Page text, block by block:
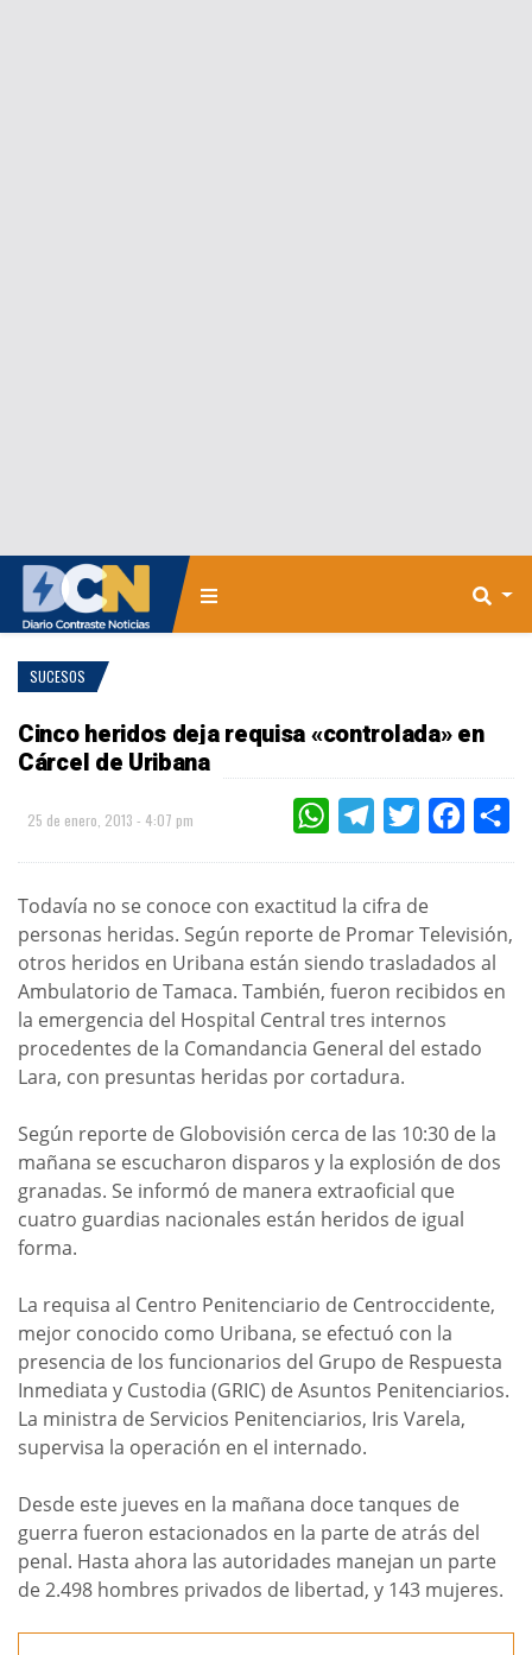
SUCESOS
Cinco heridos deja requisa «controlada» en
Cárcel de Uribana
25 de enero, 2013 - 4:07 pm WHATSAPPTELEGRAMTWITTER
Todavía no se conoce con exactitud la cifra de
personas heridas. Según reporte de Promar Televisión,
otros heridos en Uribana están siendo trasladados al
Ambulatorio de Tamaca. También, fueron recibidos en
la emergencia del Hospital Central tres internos
procedentes de la Comandancia General del estado
Lara, con presuntas heridas por cortadura.
Según reporte de Globovisión cerca de las 10:30 de la
mañana se escucharon disparos y la explosión de dos
granadas. Se informó de manera extraoficial que
cuatro guardias nacionales están heridos de igual
forma.
La requisa al Centro Penitenciario de Centroccidente,
mejor conocido como Uribana, se efectuó con la
presencia de los funcionarios del Grupo de Respuesta
Inmediata y Custodia (GRIC) de Asuntos Penitenciarios.
La ministra de Servicios Penitenciarios, Iris Varela,
supervisa la operación en el internado.
Desde este jueves en la mañana doce tanques de
guerra fueron estacionados en la parte de atrás del
penal. Hasta ahora las autoridades manejan un parte
de 2.498 hombres privados de libertad, y 143 mujeres.